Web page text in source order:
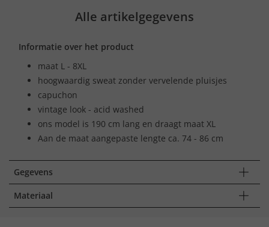
Alle artikelgegevens
Informatie over het product
maat L - 8XL
hoogwaardig sweat zonder vervelende pluisjes
capuchon
vintage look - acid washed
ons model is 190 cm lang en draagt maat XL
Aan de maat aangepaste lengte ca. 74 - 86 cm
Gegevens
Materiaal